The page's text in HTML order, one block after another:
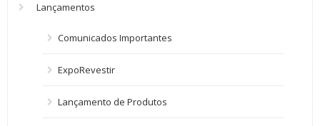
Lançamentos
Comunicados Importantes
ExpoRevestir
Lançamento de Produtos